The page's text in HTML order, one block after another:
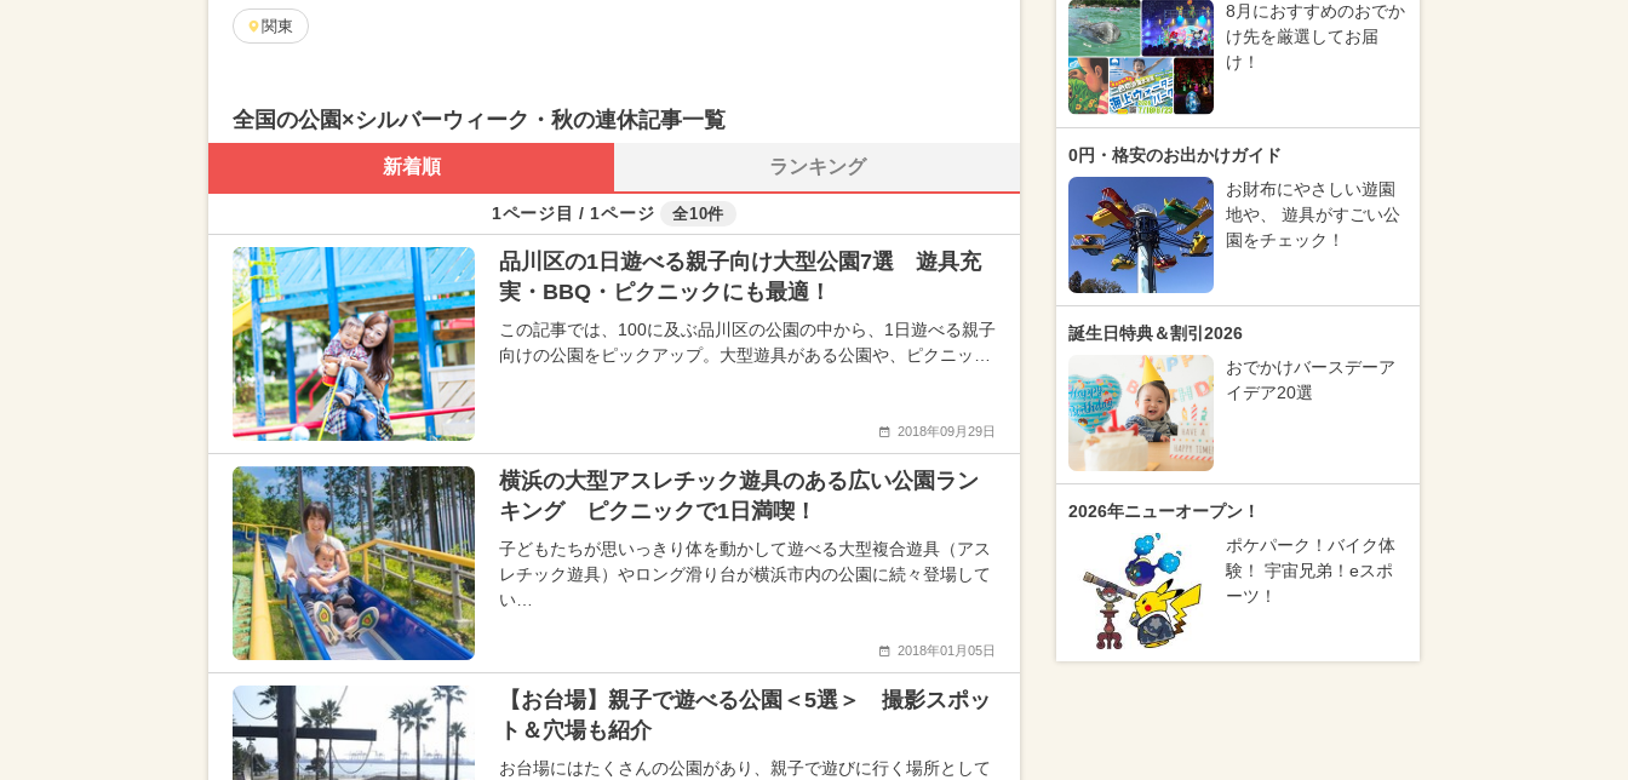
関東
全国の公園×シルバーウィーク・秋の連休記事一覧
新着順 ランキング
1ページ目 / 1ページ 全10件
品川区の1日遊べる親子向け大型公園7選 遊具充
実・BBQ・ピクニックにも最適！
この記事では、100に及ぶ品川区の公園の中から、1日遊べる親子
向けの公園をピックアップ。大型遊具がある公園や、ピクニッ…
2018年09月29日
横浜の大型アスレチック遊具のある広い公園ラン
キング ピクニックで1日満喫！
子どもたちが思いっきり体を動かして遊べる大型複合遊具（アス
レチック遊具）やロング滑り台が横浜市内の公園に続々登場して
い…
2018年01月05日
【お台場】親子で遊べる公園＜5選＞ 撮影スポッ
ト＆穴場も紹介
お台場にはたくさんの公園があり、親子で遊びに行く場所として
8月におすすめのおでか
け先を厳選してお届
け！
0円・格安のお出かけガイド
お財布にやさしい遊園
地や、 遊具がすごい公
園をチェック！
誕生日特典＆割引2026
おでかけバースデーア
イデア20選
2026年ニューオープン！
ポケパーク！バイク体
験！ 宇宙兄弟！eスポ
ーツ！